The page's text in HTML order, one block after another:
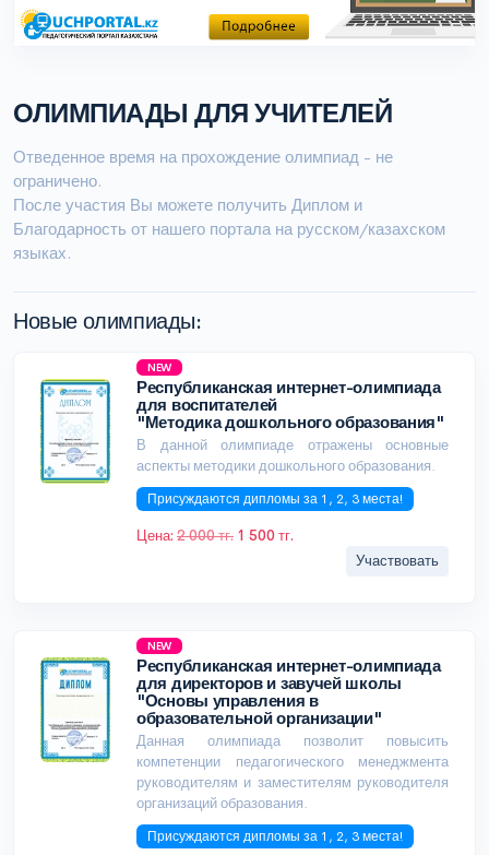
ОЛИМПИАДЫ ДЛЯ УЧИТЕЛЕЙ
Отведенное время на прохождение олимпиад - не
ограничено.
После участия Вы можете получить Диплом и
Благодарность от нашего портала на русском/казахском
языках.
Новые олимпиады:
NEW
Республиканская интернет-олимпиада
для воспитателей
"Методика дошкольного образования"
В данной олимпиаде отражены основные
аспекты методики дошкольного образования.
Присуждаются дипломы за 1, 2, 3 места!
Цена: 2 000 тг. 1 500 тг.
Участвовать
NEW
Республиканская интернет-олимпиада
для директоров и завучей школы
"Основы управления в
образовательной организации"
Данная олимпиада позволит повысить
компетенции педагогического менеджмента
руководителям и заместителям руководителя
организаций образования.
Присуждаются дипломы за 1, 2, 3 места!